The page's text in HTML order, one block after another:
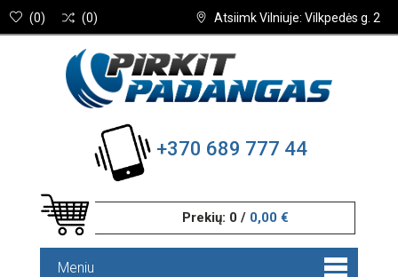
Atsiimk Vilniuje: Vilkpedės g. 2
(0) (0)
+370 689 777 44
Prekių: 0 / 0,00 €
Meniu